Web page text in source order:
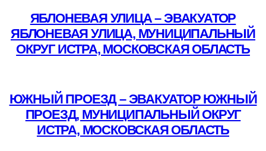
ЯБЛОНЕВАЯ УЛИЦА – ЭВАКУАТОР
ЯБЛОНЕВАЯ УЛИЦА, МУНИЦИПАЛЬНЫЙ
ОКРУГ ИСТРА, МОСКОВСКАЯ ОБЛАСТЬ
ЮЖНЫЙ ПРОЕЗД – ЭВАКУАТОР ЮЖНЫЙ
ПРОЕЗД, МУНИЦИПАЛЬНЫЙ ОКРУГ
ИСТРА, МОСКОВСКАЯ ОБЛАСТЬ